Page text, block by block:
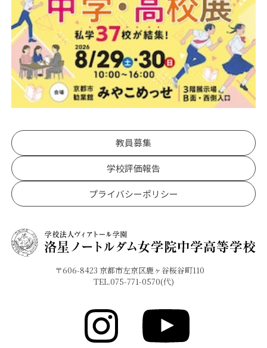
教員募集
学校評価報告
プライバシーポリシー
〒606-8423 京都市左京区鹿ヶ谷桜谷町110
TEL.075-771-0570(代)